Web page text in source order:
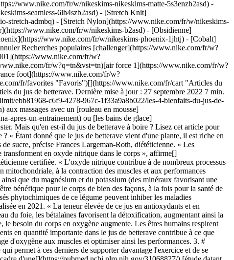
www.nike.com/fr/w/nikeskims-nikeskims-matte-5s3enzb2asd) -
seamless-6lh4szb2asd) - [Stretch Knit]
stretch-admbq) - [Stretch Nylon](https://www.nike.com/fr/w/nikeskims-
verre de 230 ml apporte 90 calories, 20 grammes de glucides et 19 grammes de sucre, précise Frances Largeman-Roth, diététicienne. « Les communautés médicale et sportive vantent depuis des années les mérites du jus de betterave en raison de sa forte teneur en nitrates, qui se transforment en oxyde nitrique dans le corps », affirme[](https://www.parsleyhealth.com/team/tina-ralutz/) Tina Ralutz, titulaire d'une Maîtrise en sciences, diététicienne agréée, nutritionniste diététicienne certifiée. « L'oxyde nitrique contribue à de nombreux processus dans l'organisme, y compris à la fonction endothéliale et à la vasodilatation \[toutes les deux liées à la santé cardiovasculaire], à la fonction mitochondriale, à la contraction des muscles et aux performances cognitives. » Le jus de betterave contient également des bétalaïnes (pigments végétaux aux pouvoirs antioxydants et anti-inflammatoires) ainsi que du magnésium et du potassium (des minéraux favorisant une bonne santé cardiaque), ajoute Frances Largeman-Roth. ## En quoi le jus de betterave est-il bon pour la santé ? Le jus de betterave peut être bénéfique pour le corps de bien des façons, à la fois pour la santé de manière générale et pour les performances sportives. Voici quelques-uns de ces bienfaits : 1. # 1.Réduction de l'inflammation Les composés phytochimiques de ce légume peuvent inhiber les maladies inflammatoires, d'après une [analyse narrative](https://www.ncbi.nlm.nih.gov/pmc/articles/PMC8155490/) de la littérature scientifique réalisée en 2021. « La teneur élevée de ce jus en antioxydants et en polyphénols peut neutraliser les radicaux libres, réduisant ainsi le stress oxydatif et les lésions cellulaires », explique Tina Ralutz. Au niveau du foie, les bétalaïnes favorisent la détoxification, augmentant ainsi la capacité du corps à traiter et à éliminer les composés indésirables. 2. # 2.Amélioration de l'endurance cardio-respiratoire Durant l'exercice, le besoin du corps en oxygène augmente. Les êtres humains respirent plus profondément pour fournir davantage d'oxygène aux muscles, précise Tina Ralutz. L'oxyde nitrique produit à partir des nitrates présents en quantité importante dans le jus de betterave contribue à ce que [l'oxygène soit traité de manière plus efficace](https://journals.physiology.org/doi/full/10.1152/ajpregu.00099.2015), pour fournir davantage d'oxygène aux muscles et optimiser ainsi les performances. 3. # 3.Réduction de la fatigue musculaire De plus, l'oxyde nitrique « régule la quantité d'oxygène et de nutriments qui va dans les muscles, ce qui permet à ces derniers de supporter davantage l'exercice et de se [fatiguer moins rapidement](https://journals.physiology.org/doi/full/10.1152/ajpregu.00099.2015) », ajoute Tina Ralutz. En effet, dans le cadre d'une[](https://pubmed.ncbi.nlm.nih.gov/31068827/) [étude datant de 2019](https://pubmed.ncbi.nlm.nih.gov/31068827/) et réalisée à petite échelle, les participants qui avaient bu du jus de betterave riche en nitrates pendant cinq jours consécutifs présentaient moins de signes de fatigue musculaire que ceux qui avaient bu du jus de betterave appauvri en nitrates. 4. # 4.Baisse de la tension artérielle « L'oxyde nitrique a la capacité de détendre les vaisseaux sanguins, [ce qui fait baisser la tension artérielle](https://journals.physiology.org/doi/full/10.1152/japplphysiol.01070.2010) et augmenter l'apport en oxygène et en nutriments dans certaines zones du corps, et notamment dans les muscles », explique Frances Largeman-Roth. Comme le révèle une [étude de 2015](https://journals.physiology.org/doi/full/10.1152/ajpregu.00099.2015), cette dilatation (ou élargissement) des vaisseaux sanguins entraîne une augmentation de l'endurance, précise Kristin Kirkpatrick. « Étant donné que le cœur travaillait moins, l'athlète était souvent plus susceptible de pouvoir prolonger l'activité physique », commente-t-elle. Une [étude de 2017](https://pubmed.ncbi.nlm.nih.gov/28050806/) a par ailleurs révélé qu'en plus de faire baisser la tension artérielle, le fait de boire du jus de betterave pendant 14 jours consécutifs entraînait une baisse du LDL, ce qu'on appelle le mauvais cholestérol, chez les participants souffrant d'hypertension non traitée. ## Quelle est la meilleure manière de préparer du jus de betterave ? Si les betteraves que vous utilisez pour faire votre jus sont issues de l'agriculture conventionnelle, veillez à les peler pour éviter d'ingérer des pesticides. Si elles sont bio, vous pouvez conserver la peau. Dans tous les cas, brossez toujours les betteraves pour retirer la terre, puis rincez-les sous l'eau froide. Coupez-les ensuite en petits morceaux pour faciliter la confection du jus. Pour conserver le plus de nutriments possible, utilisez un extracteur capable de presser à froid. Ces modèles fonctionnent avec un système de pression pour extraire le jus, au lieu d'ajouter de la chaleur ou de l'oxygène. À l'inverse, une centrifugeuse qui se compose d'une lame qui tourne et d'un tamis, génère de la chaleur. Lorsque le légume cru est chauffé, il perd de précieux nutriments, prévient Tina Ralutz. Si vous n'avez pas d'extracteur, mettez les morceaux de betterave dans un blender et ajoutez un peu d'eau. Mixez-les puis filtrez le jus obtenu pour enlever la pulpe, conseille la nutritionniste. Vous pouvez également ajouter un peu de jus de citron pour le goût et pour un apport en vitamine C. Si vous n'aimez pas le goût du jus de betterave, vous pouvez le mélanger à un smoothie. Pour gagner du temps et limiter l'apport en glucides, privilégiez le jus de betterave en poudre, que vous pouvez mélanger à de l'eau ou à un smoothie, conseille Frances Largeman-Roth. Elle recommande également de choisir un produit fabriqué uniquement à partir de betteraves sans OGM et rien d'autre. ## Quel est le meilleur moment pour en boire ? Pour optimiser les performances sportives en retardant l'apparition de la fatigue musculaire, essayez de boire ce jus deux ou trois heures [avant l'exercice](https://journals.physiology.org/doi/full/10.1152/japplphysiol.01070.2010), préconise Tina Ralutz. « [Certaines études](https://journals.physiology.org/doi/full/10.1152/japplphysiol.01070.2010) suggèrent qu'il peut y avoir un effet cumulé lorsque \[le jus de betterave est] consommé sur une période de six à 12 jours consécutifs avant un événement donné, au lieu d'être consommé une seule fois juste avant l'exercice », précise-t-elle. ## Quelle quantité faut-il boire ? Consultez toujours un médecin ou un diététicien agréé pour connaître le dosage le plus approprié, conseille Tina Ralutz. En effet, la quantité à consommer dépend en grande partie des objectifs et des besoins de chaque personne. « Si vous avez des problèmes de santé, comme de l'hypertension ou une maladie artérielle périphérique, il semblerait que le fait de boire 120 ml de jus de betterave deux fois par jour permette d'améliorer la fonction cardiovasculaire », explique la spécialiste. Commencez par de plus petites doses et augmentez au fur et à mesure si besoin. ## Le jus de betterave est-il à éviter dans certains cas ? Il se peut que les personnes souffrant de certaines affections doivent limiter leur consommation et consulter un médecin ou un diététicien agréé avant d'entamer une cure de jus de betterave, précise Kristin Kirkpatrick. « Il a été suggéré qu'une consommation trop importante \[de jus de betterave] pouvait entraîner un dépassement de la limite d'apport en nitrates pour le